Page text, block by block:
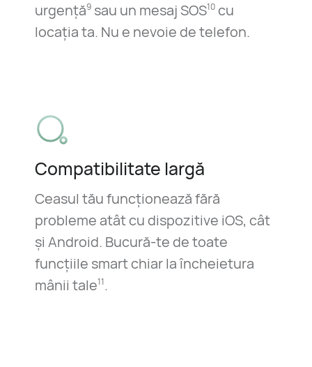
urgență9sau un mesaj SOS10cu
locația ta. Nu e nevoie de telefon.
Compatibilitate largă
Ceasul tău funcționează fără
probleme atât cu dispozitive iOS, cât
și Android. Bucură-te de toate
funcțiile smart chiar la încheietura
mânii tale11.